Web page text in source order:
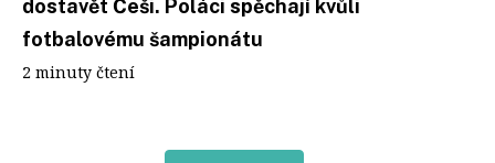
dostavět Češi. Poláci spěchají kvůli
fotbalovému šampionátu
2 minuty čtení